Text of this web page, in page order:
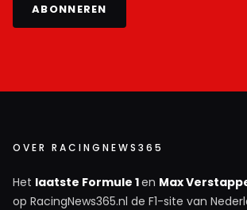
ABONNEREN
OVER RACINGNEWS365
Het laatste Formule 1en Max
op RacingNews365.nl de F1-site van